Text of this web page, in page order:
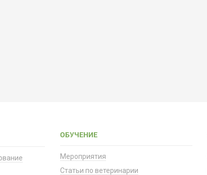
ОБУЧЕНИЕ
Мероприятия
Статьи по ветеринарии